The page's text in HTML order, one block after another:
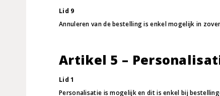
Lid 9
Annuleren van de bestelling is enkel mogelijk in
Artikel 5 –
Lid 1
Personalisatie is mogelijk en dit is enkel bij